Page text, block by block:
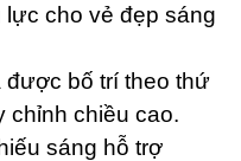
cho vẻ đẹp sáng
được bố trí theo thứ
chỉnh chiều cao.
sáng hỗ trợ